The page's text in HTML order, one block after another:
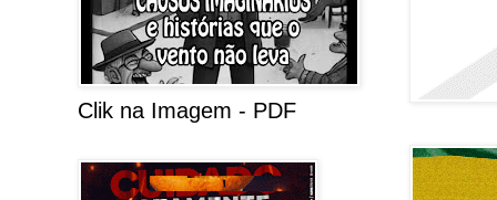
Clik na Imagem - PDF